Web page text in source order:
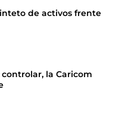
de activos frente
la Caricom